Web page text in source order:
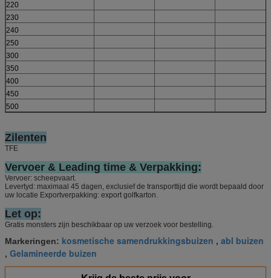
220
230
240
250
300
350
400
450
500
Zilenten
TFE
Vervoer & Leading time & Verpakking:
Vervoer: scheepvaart.
Levertyd: maximaal 45 dagen, exclusief de transporttijd die wordt bepaald door
uw locatie Exportverpakking: export golfkarton.
Let op:
Gratis monsters zijn beschikbaar op uw verzoek voor bestelling.
Markeringen: kosmetische samendrukkingsbuizen , abl buizen
, Gelamineerde buizen